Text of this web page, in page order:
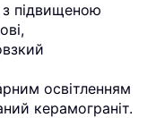
підвищеною
освітленням
керамограніт.